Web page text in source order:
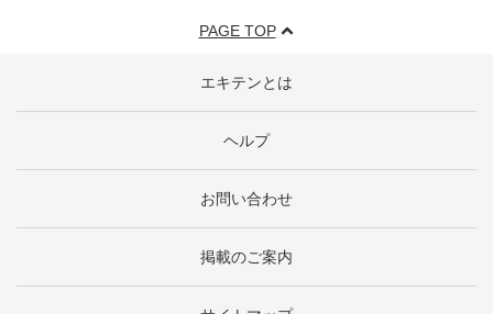
PAGE TOP
エキテンとは
ヘルプ
お問い合わせ
掲載のご案内